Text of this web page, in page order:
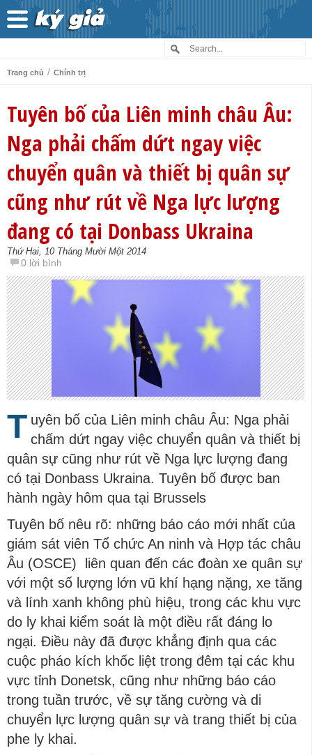
Trang chủ / Chính trị
Tuyên bố của Liên minh châu Âu:
Nga phải chấm dứt ngay việc
chuyển quân và thiết bị quân sự
cũng như rút về Nga lực lượng
đang có tại Donbass Ukraina
Thứ Hai, 10 Tháng Mười Một 2014
0 lời bình
T uyên bố của Liên minh châu Âu: Nga phải
chấm dứt ngay việc chuyển quân và thiết bị
quân sự cũng như rút về Nga lực lượng đang
có tại Donbass Ukraina. Tuyên bố được ban
hành ngày hôm qua tại Brussels
Tuyên bố nêu rõ: những báo cáo mới nhất của
giám sát viên Tổ chức An ninh và Hợp tác châu
Âu (OSCE) liên quan đến các đoàn xe quân sự
với một số lượng lớn vũ khí hạng nặng, xe tăng
và lính xanh không phù hiệu, trong các khu vực
do ly khai kiểm soát là một điều rất đáng lo
ngại. Điều này đã được khẳng định qua các
cuộc pháo kích khốc liệt trong đêm tại các khu
vực tỉnh Donetsk, cũng như những báo cáo
trong tuần trước, về sự tăng cường và di
chuyển lực lượng quân sự và trang thiết bị của
phe ly khai.